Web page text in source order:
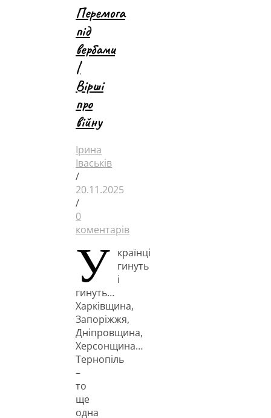
Перемога
під
вербами
|
Вірші
про
війну
Ірина
Іваськів
/
20.11.2025
/
0
коментарів
У країнці
гинуть
і
гинуть…
Харківщина,
Запоріжжя,
Дніпровщина,
Херсонщина…
Тернопіль
–
то
ще
одна